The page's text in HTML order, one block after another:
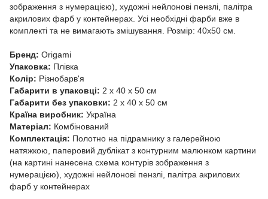
зображення з нумерацією), художні нейлонові пензлі, палітра
акрилових фарб у контейнерах. Усі необхідні фарби вже в
комплекті та не вимагають змішування. Розмір: 40х50 см.
Бренд: Origami
Упаковка: Плівка
Колір: Різнобарв'я
Габарити в упаковці: 2 x 40 x 50 см
Габарити без упаковки: 2 x 40 x 50 см
Країна виробник: Україна
Матеріал: Комбінований
Комплектація: Полотно на підрамнику з галерейною
натяжкою, паперовий дублікат з контурним малюнком картини
(на картині нанесена схема контурів зображення з
нумерацією), художні нейлонові пензлі, палітра акрилових
фарб у контейнерах